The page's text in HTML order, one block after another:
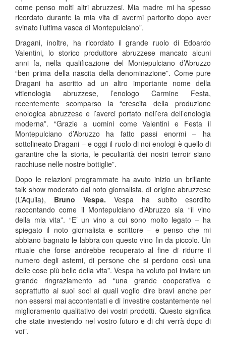
come penso molti altri abruzzesi. Mia madre mi ha spesso
ricordato durante la mia vita di avermi partorito dopo aver
svinato l’ultima vasca di Montepulciano”.
Dragani, inoltre, ha ricordato il grande ruolo di Edoardo
Valentini, lo storico produttore abruzzese mancato alcuni
anni fa, nella qualificazione del Montepulciano d’Abruzzo
“ben prima della nascita della denominazione”. Come pure
Dragani ha ascritto ad un altro importante nome della
vitienologia abruzzese, l’enologo Carmine Festa,
recentemente scomparso la “crescita della produzione
enologica abruzzese e l’averci portato nell’era dell’enologia
moderna”. “Grazie a uomini come Valentini e Festa il
Montepulciano d’Abruzzo ha fatto passi enormi – ha
sottolineato Dragani – e oggi il ruolo di noi enologi è quello di
garantire che la storia, le peculiarità dei nostri terroir siano
racchiuse nelle nostre bottiglie”.
Dopo le relazioni programmate ha avuto inizio un brillante
talk show moderato dal noto giornalista, di origine abruzzese
(L’Aquila), Bruno Vespa. Vespa ha subito esordito
raccontando come il Montepulciano d’Abruzzo sia “il vino
della mia vita”. “E’ un vino a cui sono molto legato – ha
spiegato il noto giornalista e scrittore – e penso che mi
abbiano bagnato le labbra con questo vino fin da piccolo. Un
rituale che forse andrebbe recuperato al fine di ridurre il
numero degli astemi, di persone che si perdono così una
delle cose più belle della vita”. Vespa ha voluto poi inviare un
grande ringraziamento ad “una grande cooperativa e
soprattutto ai suoi soci ai quali voglio dire bravi anche per
non essersi mai accontentati e di investire costantemente nel
miglioramento qualitativo dei vostri prodotti. Questo significa
che state investendo nel vostro futuro e di chi verrà dopo di
voi”.